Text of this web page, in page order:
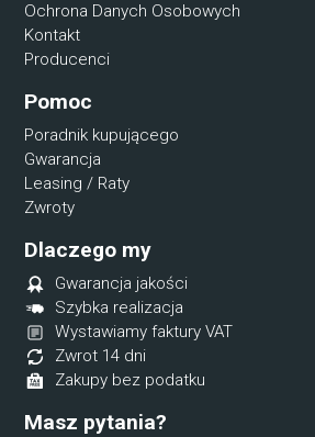
Ochrona Danych Osobowych
Kontakt
Producenci
Pomoc
Poradnik kupującego
Gwarancja
Leasing / Raty
Zwroty
Dlaczego my
Gwarancja jakości
Szybka realizacja
Wystawiamy faktury VAT
Zwrot 14 dni
Zakupy bez podatku
Masz pytania?